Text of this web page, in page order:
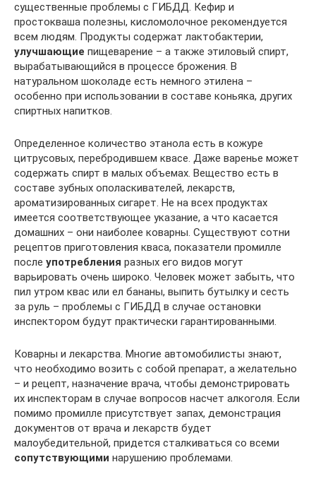
существенные проблемы с ГИБДД. Кефир и
простокваша полезны, кисломолочное рекомендуется
всем людям. Продукты содержат лактобактерии,
улучшающие пищеварение – а также этиловый спирт,
вырабатывающийся в процессе брожения. В
натуральном шоколаде есть немного этилена –
особенно при использовании в составе коньяка, других
спиртных напитков.
Определенное количество этанола есть в кожуре
цитрусовых, перебродившем квасе. Даже варенье может
содержать спирт в малых объемах. Вещество есть в
составе зубных ополаскивателей, лекарств,
ароматизированных сигарет. Не на всех продуктах
имеется соответствующее указание, а что касается
домашних – они наиболее коварны. Существуют сотни
рецептов приготовления кваса, показатели промилле
после употребления разных его видов могут
варьировать очень широко. Человек может забыть, что
пил утром квас или ел бананы, выпить бутылку и сесть
за руль – проблемы с ГИБДД в случае остановки
инспектором будут практически гарантированными.
Коварны и лекарства. Многие автомобилисты знают,
что необходимо возить с собой препарат, а желательно
– и рецепт, назначение врача, чтобы демонстрировать
их инспекторам в случае вопросов насчет алкоголя. Если
помимо промилле присутствует запах, демонстрация
документов от врача и лекарств будет
малоубедительной, придется сталкиваться со всеми
сопутствующими нарушению проблемами.